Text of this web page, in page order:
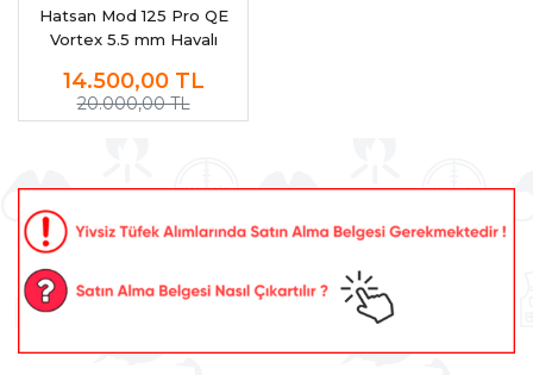
Hatsan Mod 125 Pro QE
Vortex 5.5 mm Havalı
Protector)
14.500,00 TL
20.000,00 TL